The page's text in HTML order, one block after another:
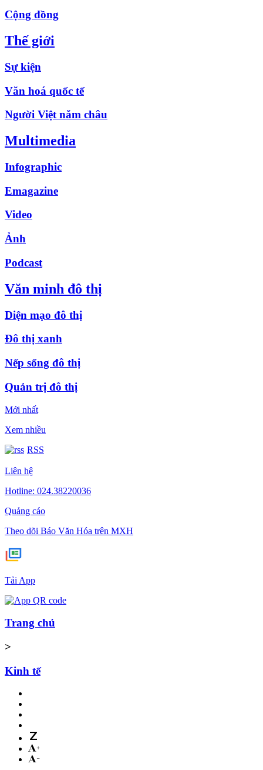
Cộng đồng
Thế giới
Sự kiện
Văn hoá quốc tế
Người Việt năm châu
Multimedia
Infographic
Emagazine
Video
Ảnh
Podcast
Văn minh đô thị
Diện mạo đô thị
Đô thị xanh
Nếp sống đô thị
Quản trị đô thị
Mới nhất
Xem nhiều
RSS
Liên hệ
Hotline: 024.38220036
Quảng cáo
Theo dõi Báo Văn Hóa trên MXH
Tải App
Trang chủ
>
Kinh tế